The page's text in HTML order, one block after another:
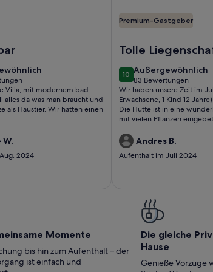
Villa, mit modernem bad.
alles da was man braucht und
als Haustier. Wir hatten einen
W.
2024
Premium-Gastgeber
Tolle
auf Familien-
Grundstück
1010 von 10
Außergewöhnlich
außergewöhnlich
83 Bewertungen
(83
bewertungen)
Wir haben unsere Zeit im
Erwachsene, 1 Kind 12
Die Hütte ist in eine
mit vielen Pflanzen
Verfügung. Der Gastgeber
mehrmals mit vielen
Lebensmitteln. Er steht
Andres B.
Aufenthalt im Juli 2024
Momente
bis hin zum Aufenthalt – der
ist einfach und
Die gleiche
Hause
Genieße Vorzüge